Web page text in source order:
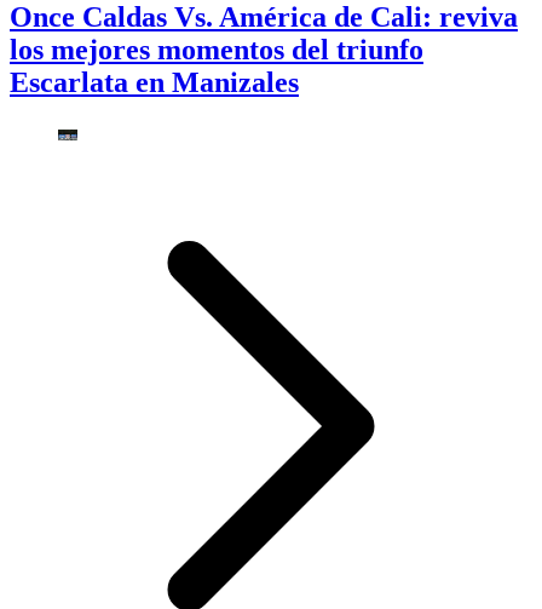
Once Caldas Vs. América de Cali: reviva
los mejores momentos del triunfo
Escarlata en Manizales